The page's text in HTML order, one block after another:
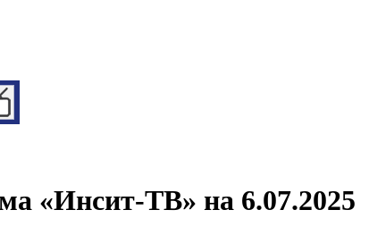
«Инсит-ТВ» на 6.07.2025